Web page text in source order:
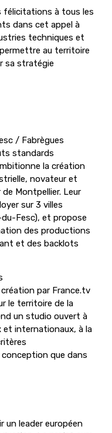
félicitations à tous les
dans cet appel à
techniques et
au territoire
sa stratégie
/ Fabrègues
standards
la création
novateur et
Montpellier. Leur
sur 3 villes
Fesc), et propose
des productions
et des backlots
par France.tv
le territoire de la
un studio ouvert à
et internationaux, à la
que dans
un leader européen